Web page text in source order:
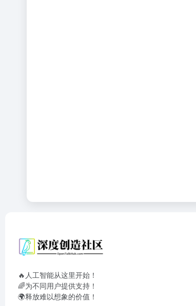
🔥人工智能从这里开始！
🌈为不同用户提供支持！
🌍释放难以想象的价值！